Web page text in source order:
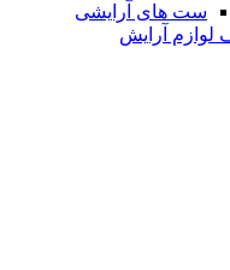
ست های آرایشی
لوازم آرایش